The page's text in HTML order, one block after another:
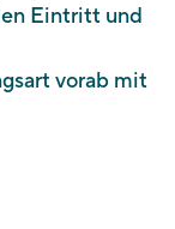
Eintritt und
vorab mit